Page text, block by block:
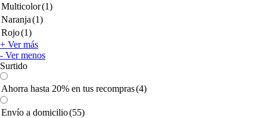
Multicolor(1)
Naranja(1)
Rojo(1)
+ Ver más
- Ver menos
Surtido
Ahorra hasta 20% en tus recompras(4)
Envío a domicilio(55)